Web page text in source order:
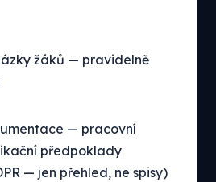
žáků — pravidelně
— pracovní
předpoklady
— jen přehled, ne spisy)